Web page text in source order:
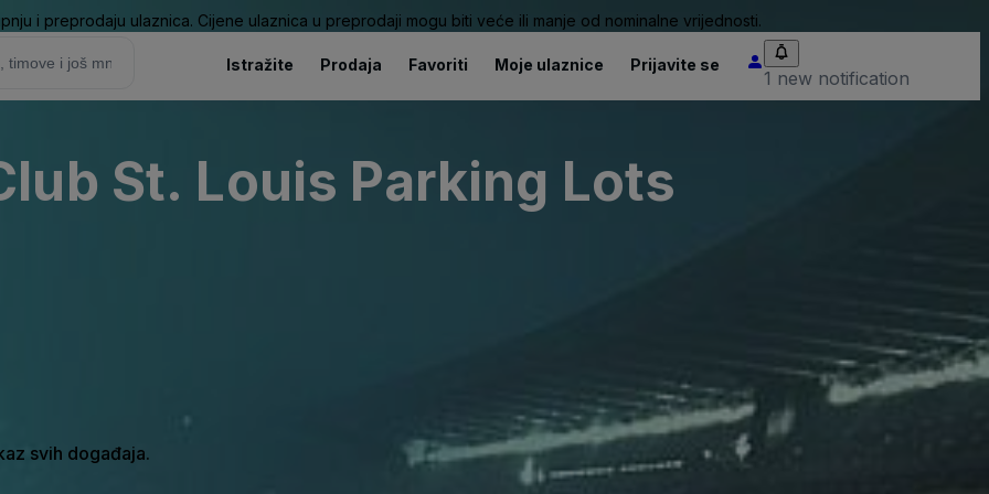
i preprodaju ulaznica. Cijene ulaznica u preprodaji mogu biti veće ili manje od nominalne vrijednosti.
Istražite Prodaja Favoriti Moje ulaznice Prijavite se
1 new notification
St. Louis Parking Lots
svih događaja.